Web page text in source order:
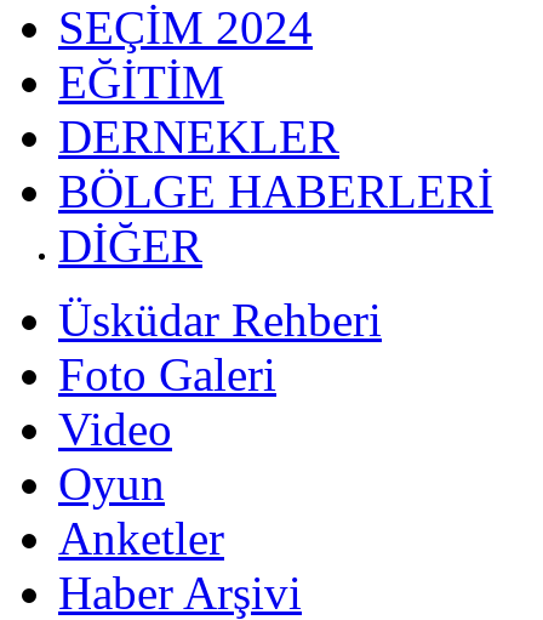
SEÇİM 2024
EĞİTİM
DERNEKLER
BÖLGE HABERLERİ
DİĞER
Üsküdar Rehberi
Foto Galeri
Video
Oyun
Anketler
Haber Arşivi